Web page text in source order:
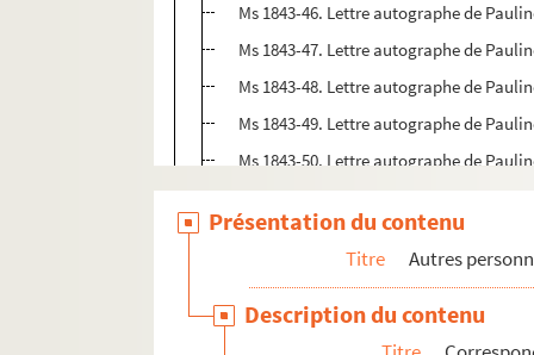
Ms 1843-46. Lettre autographe de
Ms 1843-47. Lettre autographe de
Ms 1843-48. Lettre autographe de
Ms 1843-49. Lettre autographe de
Ms 1843-50. Lettre autographe de
Ms 1843-51. Lettre autographe de
Ms 1843-52. Lettre autographe de
Ms 1843-53. Lettre autographe du
Ms 1845-1. Billet autographe de
Ms 1845-2. Lettre de Jacques-
Présentation du contenu
Titre Autres
Description du contenu